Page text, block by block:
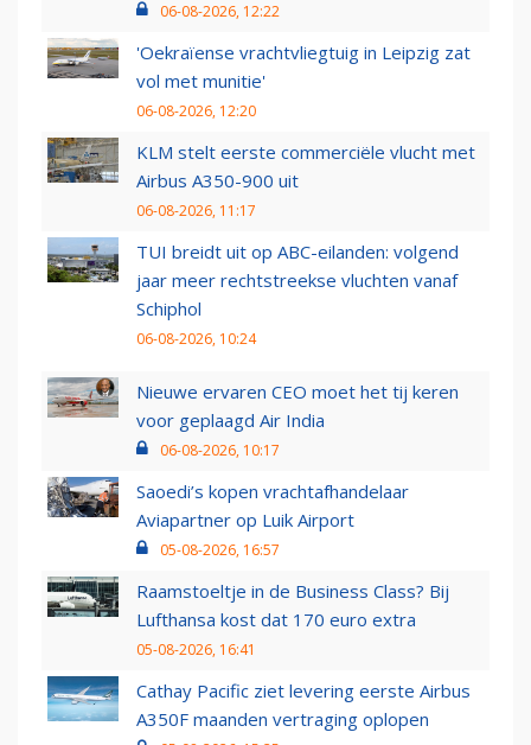
06-08-2026, 12:22
'Oekraïense vrachtvliegtuig in Leipzig zat
vol met munitie'
06-08-2026, 12:20
KLM stelt eerste commerciële vlucht met
Airbus A350-900 uit
06-08-2026, 11:17
TUI breidt uit op ABC-eilanden: volgend
jaar meer rechtstreekse vluchten vanaf
Schiphol
06-08-2026, 10:24
Nieuwe ervaren CEO moet het tij keren
voor geplaagd Air India
06-08-2026, 10:17
Saoedi’s kopen vrachtafhandelaar
Aviapartner op Luik Airport
05-08-2026, 16:57
Raamstoeltje in de Business Class? Bij
Lufthansa kost dat 170 euro extra
05-08-2026, 16:41
Cathay Pacific ziet levering eerste Airbus
A350F maanden vertraging oplopen